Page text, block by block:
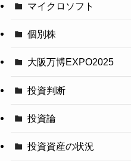
マイクロソフト
個別株
大阪万博EXPO2025
投資判断
投資論
投資資産の状況